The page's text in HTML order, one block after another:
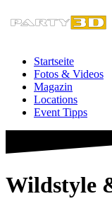
Inhalt
Startseite
Fotos & Videos
Magazin
Locations
Event Tipps
Wildstyle